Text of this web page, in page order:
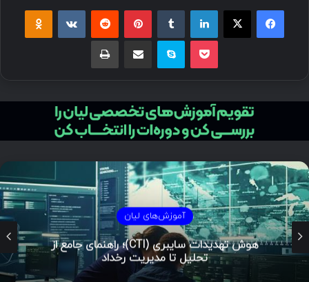
فیسبوک ایکس لینکداین پینتریست
پاکت اسکایپ چاپ
آموزش‌های لیان
هوش تهدیدات سایبری (CTI)؛ راهنمای جامع از
تحلیل تا مدیریت رخداد